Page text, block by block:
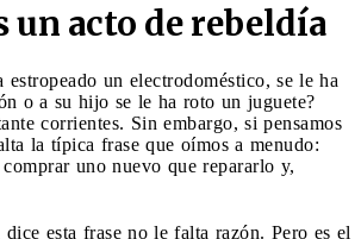
un acto de rebeldía
estropeado un electrodoméstico, se le ha
o a su hijo se le ha roto un juguete?
corrientes. Sin embargo, si pensamos
la típica frase que oímos a menudo:
uno nuevo que repararlo y,
esta frase no le falta razón. Pero es el